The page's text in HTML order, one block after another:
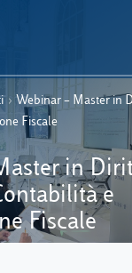
School
› Webinar – Master in
Fiscale
in
e
Fiscale